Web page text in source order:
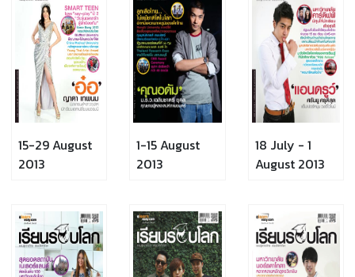
15-29 August
2013
1-15 August
2013
18 July - 1
August 2013